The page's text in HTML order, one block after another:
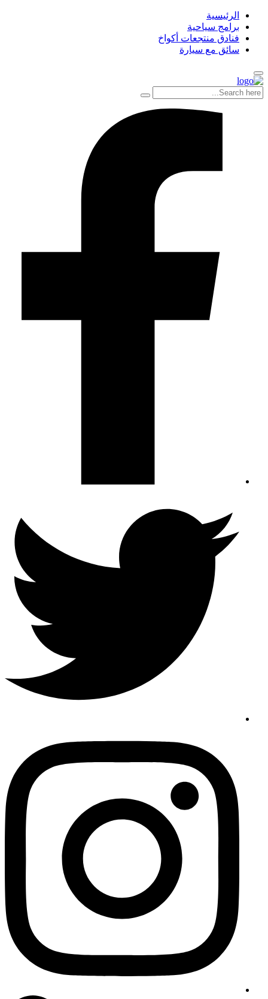
الرئيسية
برامج سياحية
فنادق منتجعات أكواخ
سائق مع سيارة